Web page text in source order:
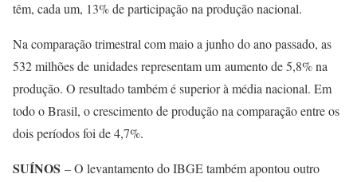
têm, cada um, 13% de participação na produção nacional.
Na comparação trimestral com maio a junho do ano passado, as
532 milhões de unidades representam um aumento de 5,8% na
produção. O resultado também é superior à média nacional. Em
todo o Brasil, o crescimento de produção na comparação entre os
dois períodos foi de 4,7%.
SUÍNOS – O levantamento do IBGE também apontou outro